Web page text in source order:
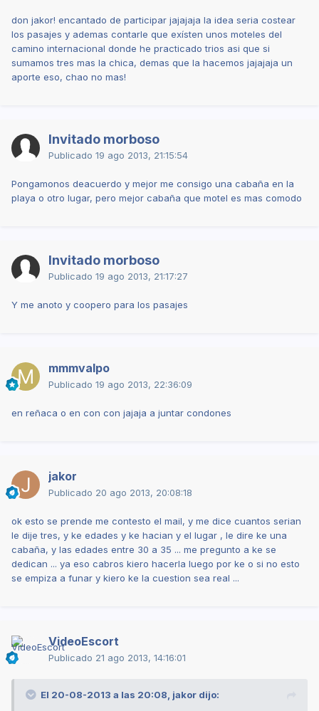
don jakor! encantado de participar jajajaja la idea seria costear
los pasajes y ademas contarle que exísten unos moteles del
camino internacional donde he practicado trios asi que si
sumamos tres mas la chica, demas que la hacemos jajajaja un
aporte eso, chao no mas!
Invitado morboso
Publicado 19 ago 2013, 21:15:54
Pongamonos deacuerdo y mejor me consigo una cabaña en la
playa o otro lugar, pero mejor cabaña que motel es mas comodo
Invitado morboso
Publicado 19 ago 2013, 21:17:27
Y me anoto y coopero para los pasajes
mmmvalpo
Publicado 19 ago 2013, 22:36:09
en reñaca o en con con jajaja a juntar condones
jakor
Publicado 20 ago 2013, 20:08:18
ok esto se prende me contesto el mail, y me dice cuantos serian
le dije tres, y ke edades y ke hacian y el lugar , le dire ke una
cabaña, y las edades entre 30 a 35 ... me pregunto a ke se
dedican ... ya eso cabros kiero hacerla luego por ke o si no esto
se empiza a funar y kiero ke la cuestion sea real ...
VideoEscort
Publicado 21 ago 2013, 14:16:01
El 20-08-2013 a las 20:08, jakor dijo: